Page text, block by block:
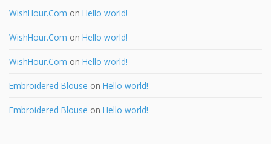
WishHour.Com on Hello world!
WishHour.Com on Hello world!
WishHour.Com on Hello world!
Embroidered Blouse on Hello world!
Embroidered Blouse on Hello world!